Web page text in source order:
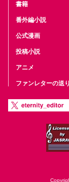
書籍
番外編小説
公式漫画
投稿小説
アニメ
ファンレターの送